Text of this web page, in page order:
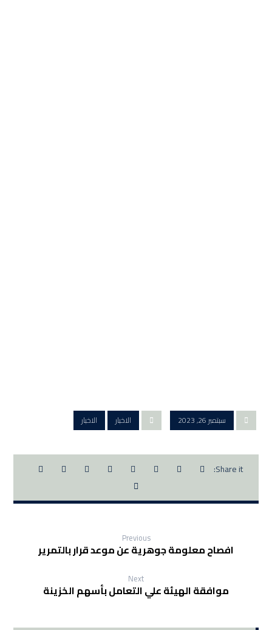
سبتمبر 26, 2023 الاخبار الاخبار
Previous
افصاح معلومة جوهرية عن موعد قرار بالتمرير
Next
موافقة الهيئة علي التعامل بأسهم الخزينة